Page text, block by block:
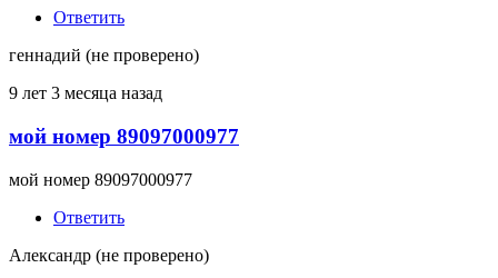
Гарант
(не
проверено)
Ответить
геннадий (не проверено)
9 лет 3 месяца назад
Ответ
Куплю
Облигации
Гарант
мой номер 89097000977
мой номер 89097000977
Ответить
Александр (не проверено)